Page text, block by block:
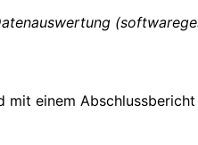
mit einem Abschlussbericht